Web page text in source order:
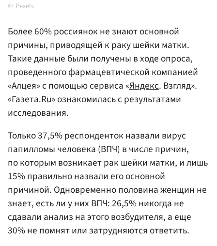
Pexels
Более 60% россиянок не знают основной
причины, приводящей к раку шейки матки.
Такие данные были получены в ходе опроса,
проведенного фармацевтической компанией
«Алцея» с помощью сервиса «Яндекс. Взгляд».
«Газета.Ru» ознакомилась с результатами
исследования.
Только 37,5% респонденток назвали вирус
папилломы человека (ВПЧ) в числе причин,
по которым возникает рак шейки матки, и лишь
15% правильно назвали его основной
причиной. Одновременно половина женщин не
знает, есть ли у них ВПЧ: 26,5% никогда не
сдавали анализ на этого возбудителя, а еще
30% не помнят или затрудняются ответить.